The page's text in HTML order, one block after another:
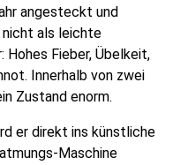
angesteckt und
nicht als leichte
Hohes Fieber, Übelkeit,
Innerhalb von zwei
Zustand enorm.
er direkt ins künstliche
Maschine